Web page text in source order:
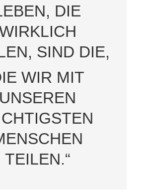
DIE
SIND DIE,
WIR MIT
UNSEREN
TEILEN.“